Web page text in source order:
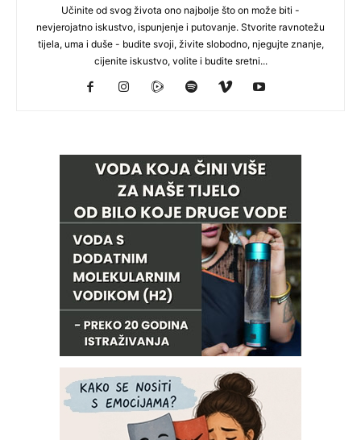
Učinite od svog života ono najbolje što on može biti -
nevjerojatno iskustvo, ispunjenje i putovanje. Stvorite ravnotežu
tijela, uma i duše - budite svoji, živite slobodno, njegujte znanje,
cijenite iskustvo, volite i budite sretni...